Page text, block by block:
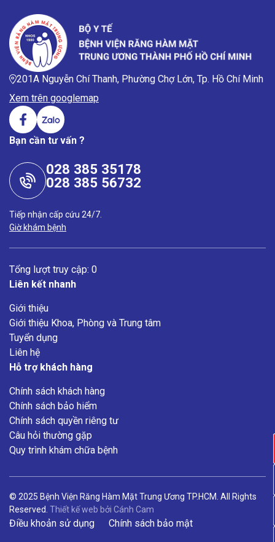
201A Nguyễn Chí Thanh, Phường Chợ Lớn, Tp. Hồ Chí Minh
Xem trên googlemap
Bạn cần tư vấn ?
028 385 35178
028 385 56732
Tiếp nhận cấp cứu 24/7.
Giờ khám bệnh
Tổng lượt truy cập: 0
Liên kết nhanh
Giới thiệu
Giới thiệu Khoa, Phòng và Trung tâm
Tuyển dụng
Liên hệ
Hỗ trợ khách hàng
Chính sách khách hàng
Chính sách bảo hiểm
Chính sách quyền riêng tư
Câu hỏi thường gặp
Quy trình khám chữa bệnh
© 2025 Bệnh Viện Răng Hàm Mặt Trung Ương TP.HCM. All Rights
Reserved. Thiết kế web bởi Cánh Cam
Điều khoản sử dụng Chính sách bảo mật